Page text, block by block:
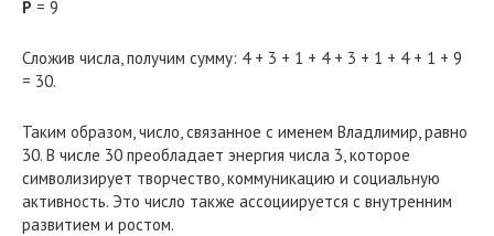
Р = 9
Сложив числа, получим сумму: 4 + 3 + 1 + 4 + 3 + 1 + 4 + 1 + 9
= 30.
Таким образом, число, связанное с именем Владлимир, равно
30. В числе 30 преобладает энергия числа 3, которое
символизирует творчество, коммуникацию и социальную
активность. Это число также ассоциируется с внутренним
развитием и ростом.